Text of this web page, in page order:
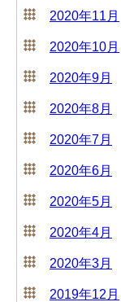
2020年11月
2020年10月
2020年9月
2020年8月
2020年7月
2020年6月
2020年5月
2020年4月
2020年3月
2019年12月